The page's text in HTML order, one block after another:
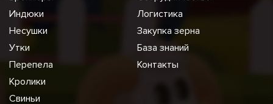
Индюки
Несушки
Утки
Перепела
Кролики
Свиньи
Логистика
Закупка зерна
База знаний
Контакты